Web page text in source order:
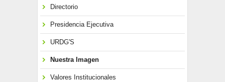
Directorio
Presidencia Ejecutiva
URDG'S
Nuestra Imagen
Valores Institucionales